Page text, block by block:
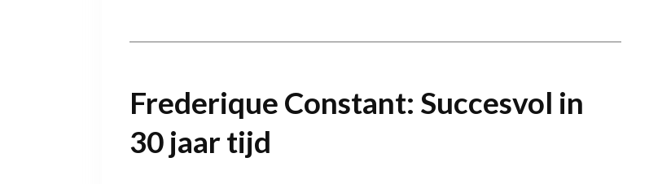
Frederique Constant: Succesvol in
30 jaar tijd